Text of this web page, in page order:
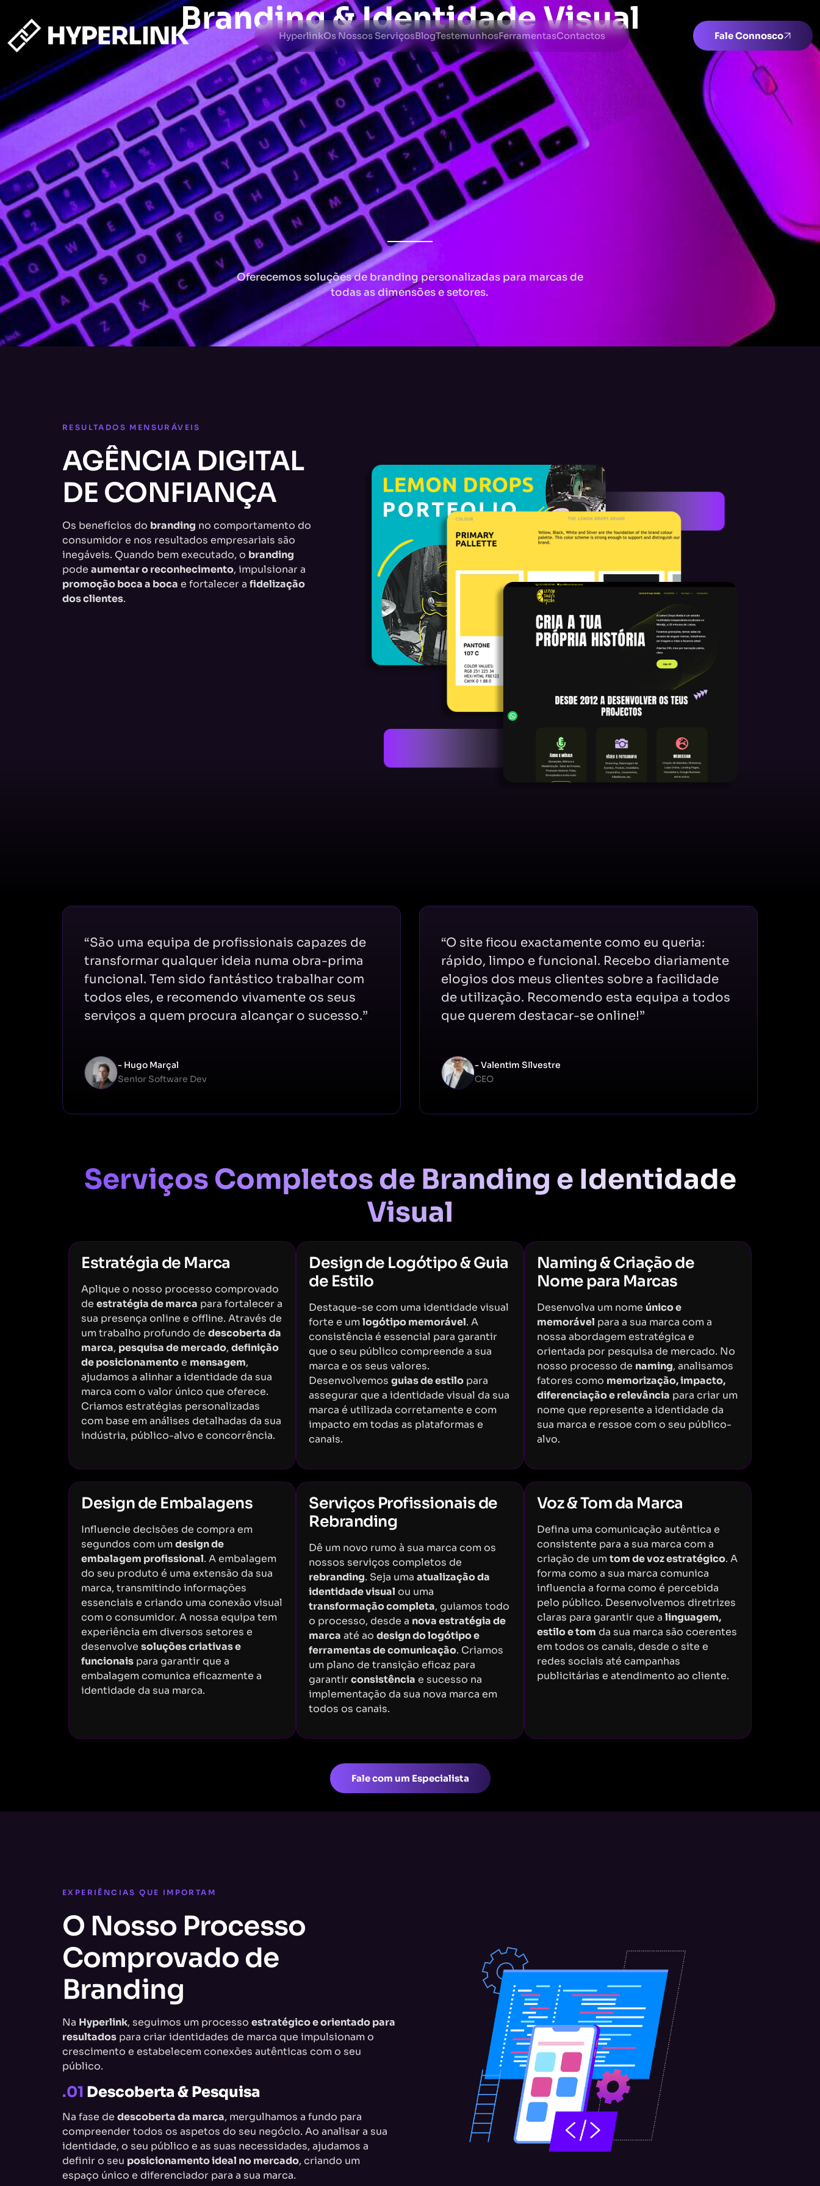
HyperlinkOs Nossos ServiçosBlogTestemunhosFerramentasContactos Fale Connosco
Branding & Identidade Visual
Oferecemos soluções de branding personalizadas para marcas de
todas as dimensões e setores.
RESULTADOS MENSURÁVEIS
AGÊNCIA DIGITAL
DE CONFIANÇA
Os benefícios do branding no comportamento do
consumidor e nos resultados empresariais são
inegáveis. Quando bem executado, o branding
pode aumentar o reconhecimento, impulsionar a
promoção boca a boca e fortalecer a fidelização
dos clientes.
“São uma equipa de profissionais capazes de
transformar qualquer ideia numa obra-prima
funcional. Tem sido fantástico trabalhar com
todos eles, e recomendo vivamente os seus
serviços a quem procura alcançar o sucesso.”
- Hugo Marçal
Senior Software Dev
“O site ficou exactamente como eu queria:
rápido, limpo e funcional. Recebo diariamente
elogios dos meus clientes sobre a facilidade
de utilização. Recomendo esta equipa a todos
que querem destacar-se online!”
- Valentim SIlvestre
CEO
Serviços Completos de Branding e Identidade
Visual
Estratégia de Marca
Aplique o nosso processo comprovado
de estratégia de marca para fortalecer a
sua presença online e offline. Através de
um trabalho profundo de descoberta da
marca, pesquisa de mercado, definição
de posicionamentoe mensagem,
ajudamos a alinhar a identidade da sua
marca com o valor único que oferece.
Criamos estratégias personalizadas
com base em análises detalhadas da sua
indústria, público-alvo e concorrência.
Design de Logótipo & Guia
de Estilo
Destaque-se com uma identidade visual
forte e umlogótipo memorável. A
consistência é essencial para garantir
que o seu público compreende a sua
marca e os seus valores.
Desenvolvemosguias de estilo para
assegurar que a identidade visual da sua
marca é utilizada corretamente e com
impacto em todas as plataformas e
canais.
Naming & Criação de
Nome para Marcas
Desenvolva um nome único e
memorável para a sua marca com a
nossa abordagem estratégica e
orientada por pesquisa de mercado. No
nosso processo de naming, analisamos
fatores como memorização, impacto,
diferenciação e relevância para criar um
nome que represente a identidade da
sua marca e ressoe com o seu público-
alvo.
Design de Embalagens
Influencie decisões de compra em
segundos com umdesign de
embalagem profissional. A embalagem
do seu produto é uma extensão da sua
marca, transmitindo informações
essenciais e criando uma conexão visual
com o consumidor. A nossa equipa tem
experiência em diversos setores e
desenvolve soluções criativas e
funcionais para garantir que a
embalagem comunica eficazmente a
identidade da sua marca.
Serviços Profissionais de
Rebranding
Dê um novo rumo à sua marca com os
nossos serviços completos de
rebranding. Seja umaatualização da
identidade visual ou uma
transformação completa, guiamos todo
o processo, desde a nova estratégia de
marca até aodesign do logótipo e
ferramentas de comunicação. Criamos
um plano de transição eficaz para
garantirconsistência e sucesso na
implementação da sua nova marca em
todos os canais.
Voz & Tom da Marca
Defina uma comunicação autêntica e
consistente para a sua marca com a
criação de umtom de voz estratégico. A
forma como a sua marca comunica
influencia a forma como é percebida
pelo público. Desenvolvemos diretrizes
claras para garantir que a linguagem,
estilo e tom da sua marca são coerentes
em todos os canais, desde o site e
redes sociais até campanhas
publicitárias e atendimento ao cliente.
Fale com um Especialista
EXPERIÊNCIAS QUE IMPORTAM
O Nosso Processo
Comprovado de
Branding
Na Hyperlink, seguimos um processo estratégico e orientado para
resultados para criar identidades de marca que impulsionam o
crescimento e estabelecem conexões autênticas com o seu
público.
.01 Descoberta & Pesquisa
Na fase de descoberta da marca, mergulhamos a fundo para
compreender todos os aspetos do seu negócio. Ao analisar a sua
identidade, o seu público e as suas necessidades, ajudamos a
definir o seu posicionamento ideal no mercado, criando um
espaço único e diferenciador para a sua marca.